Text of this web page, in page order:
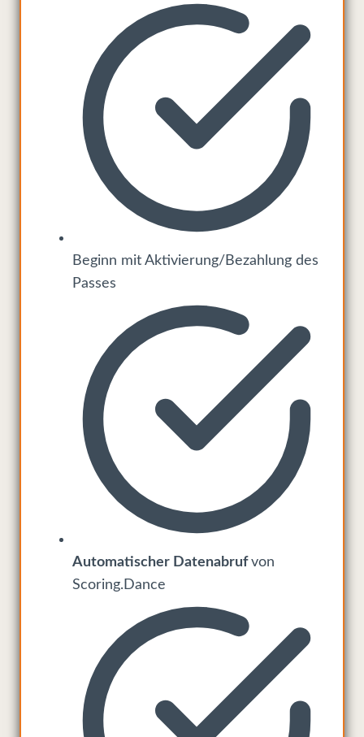
Beginn mit Aktivierung/Bezahlung des
Passes
Automatischer Datenabrufvon
Scoring.Dance